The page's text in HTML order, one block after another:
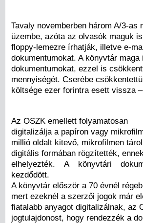
Tavaly novemberben három A/3-
üzembe, azóta az olvasók maguk
floppy-lemezre írhatják, illetve e-
dokumentumokat. A könyvtár
dokumentumokat, ezzel is
mennyiségét. Cserébe
költsége ezer forintra esett vissza
Az OSZK emellett folyamatosan
digitalizálja a papíron vagy
millió oldalt kitevő, mikrofilmen
digitális formában rögzítették,
elhelyezték. A könyvtári
kezdődött.
A könyvtár először a 70 évnél
mert ezeknél a szerzői jogok már
fiatalabb anyagot digitalizálnak, az
jogtulajdonost, hogy rendezzék a